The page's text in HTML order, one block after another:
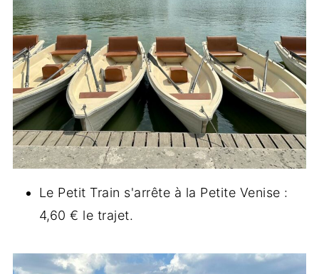
Le Petit Train s'arrête à la Petite Venise :
4,60 € le trajet.